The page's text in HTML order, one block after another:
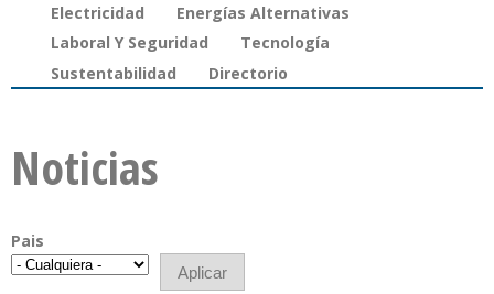
Electricidad
Energías Alternativas
Laboral Y Seguridad
Tecnología
Sustentabilidad
Directorio
Noticias
Pais